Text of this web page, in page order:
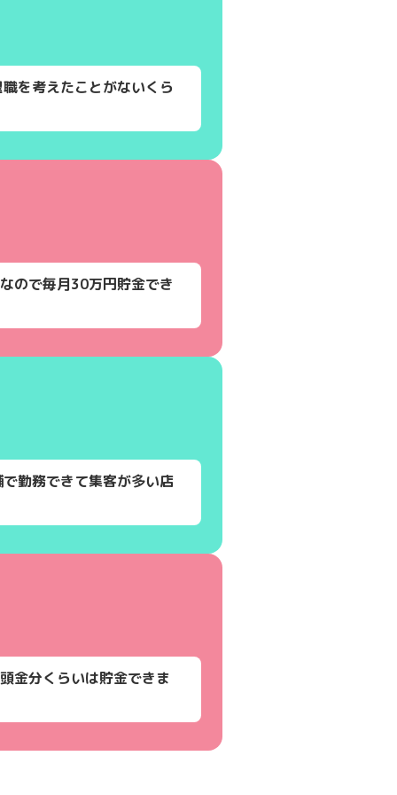
を考えたことがないくら
ので毎月30万円貯金でき
勤務できて集客が多い店
金分くらいは貯金できま